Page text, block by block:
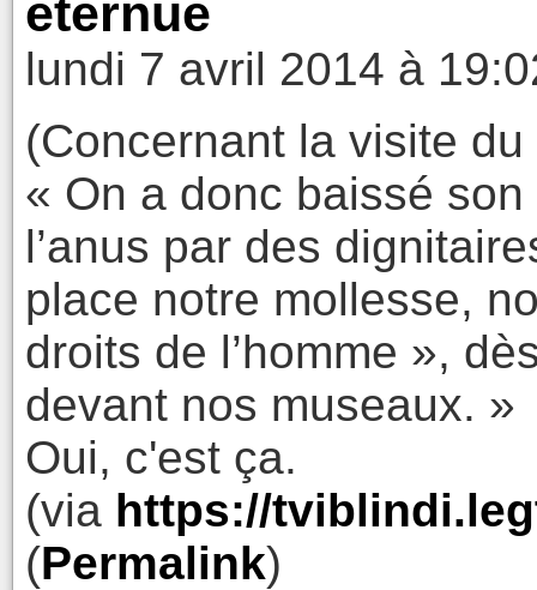
eternue
lundi 7 avril 2014 à
(Concernant la visite
« On a donc baissé
l’anus par des
place notre mollesse,
droits de l’homme »,
devant nos museaux. »
Oui, c'est ça.
(via https://
(Permalink)